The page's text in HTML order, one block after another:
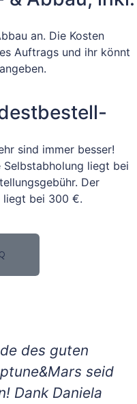
an. Die Kosten
Auftrags und ihr könnt
sind immer besser!
liegt bei
Der
liegt bei 300 €.
des guten
seid
Dank Daniela